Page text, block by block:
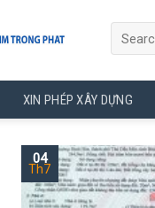
XIN PHÉP XÂY DỰNG
04
Th7